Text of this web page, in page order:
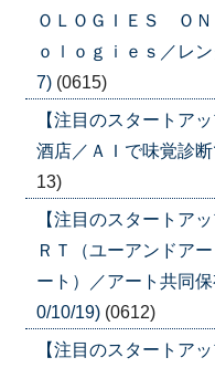
ＯＬＯＧＩＥＳ Ｏ
ｏｌｏｇｉｅｓ／レ
7) (0615)
【注目のスタートア
酒店／ＡＩで味覚診
13)
【注目のスタート
ＲＴ（ユーアンドア
ート）／アート共同
0/10/19) (0612)
【注目のスタートア